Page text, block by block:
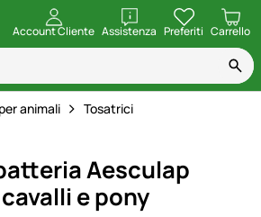
Account Cliente Assistenza
apri Preferiti Carrello
animali Tosatrici
Aesculap
e pony